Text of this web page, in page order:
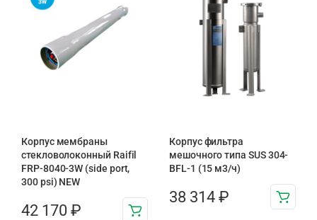
Корпус мембраны
стекловолоконный Raifil
FRP-8040-3W (side port,
300 psi) NEW
42 170 ₽
Корпус фильтра
мешочного типа SUS 304-
BFL-1 (15 м3/ч)
38 314 ₽